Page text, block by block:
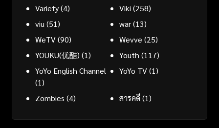
Variety(4) Viki (258)
viu (51) war(13)
WeTV(90) Wevve (25)
YOUKU(优酷) (1) Youth (117)
YoYo English Channel
(1)
YoYo TV(1)
Zombies (4) สารคดี(1)